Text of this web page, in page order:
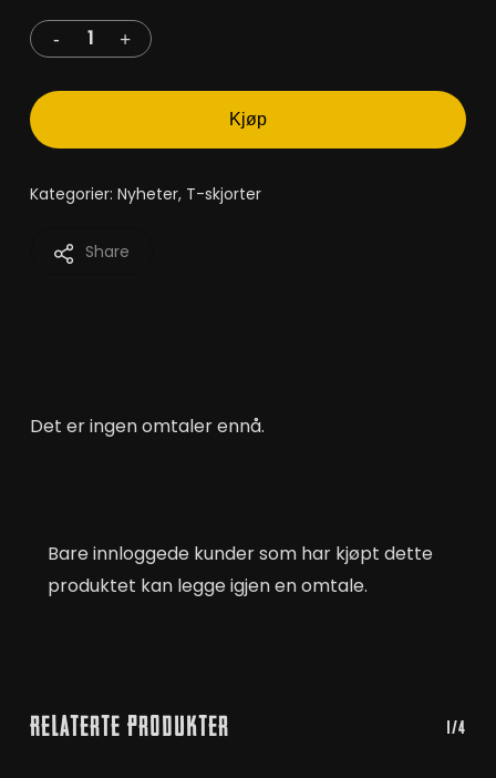
Kjøp
Kategorier: Nyheter, T-skjorter
Share
Det er ingen omtaler ennå.
Bare innloggede kunder som har kjøpt dette
produktet kan legge igjen en omtale.
Relaterte Produkter 1/4